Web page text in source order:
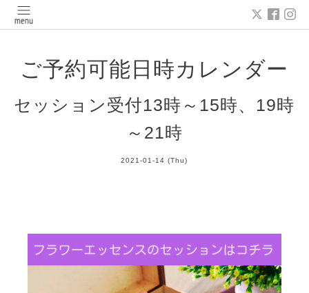
ご予約可能日時カレンダー
セッション受付13時～15時、19時
～21時
2021-01-14 (Thu)